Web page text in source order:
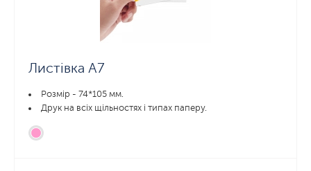
Листівка А7
Розмір - 74*105 мм.
Друк на всіх щільностях і типах паперу.